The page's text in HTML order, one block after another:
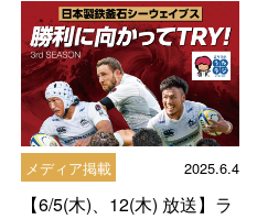
メディア掲載 2025.6.4
【6/5(木)、12(木) 放送】ラ